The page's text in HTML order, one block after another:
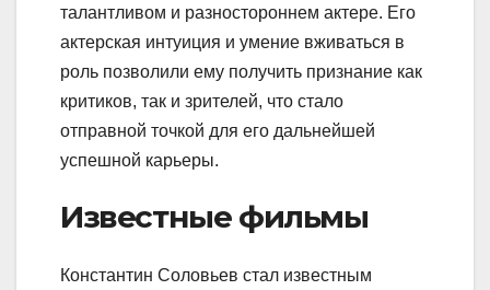
талантливом и разностороннем актере. Его
актерская интуиция и умение вживаться в
роль позволили ему получить признание как
критиков, так и зрителей, что стало
отправной точкой для его дальнейшей
успешной карьеры.
Известные фильмы
Константин Соловьев стал известным